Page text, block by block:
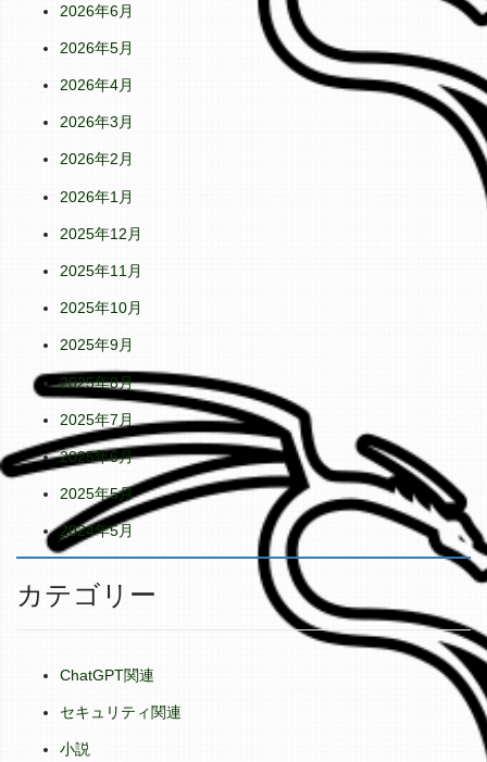
2026年6月
2026年5月
2026年4月
2026年3月
2026年2月
2026年1月
2025年12月
2025年11月
2025年10月
2025年9月
2025年8月
2025年7月
2025年6月
2025年5月
2024年5月
カテゴリー
ChatGPT関連
セキュリティ関連
小説